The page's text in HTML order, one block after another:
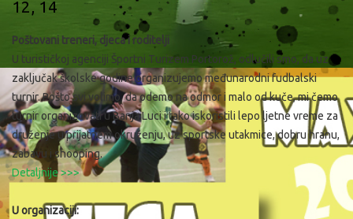
12, 14
Poštovani treneri, djeca i roditelji
U turističkoj agenciji Športni Turizem Portorož, odlučili smo, da uz
zaključak školske godine organizujemo međunarodni fudbalski
turnir. Pošto svi volimo, da odemo na odmor i malo od kuče, mi čemo
turnir organizovati u Banja Luci i tako iskoristili lepo ljetne vreme za
druženje u prijatnem okruženju, uz sportske utakmice, dobru hranu,
zabavu i shooping.
Detaljnije >>>
U organizaciji: